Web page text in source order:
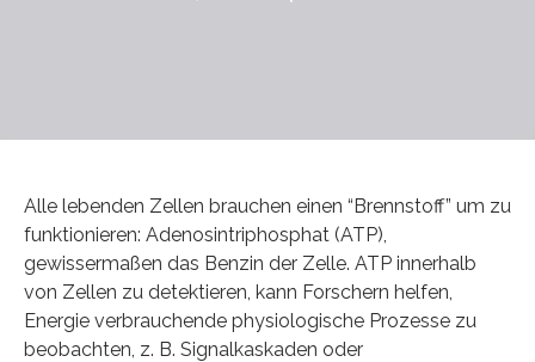
Alle lebenden Zellen brauchen einen “Brennstoff” um zu
funktionieren: Adenosintriphosphat (ATP),
gewissermaßen das Benzin der Zelle. ATP innerhalb
von Zellen zu detektieren, kann Forschern helfen,
Energie verbrauchende physiologische Prozesse zu
beobachten, z. B. Signalkaskaden oder